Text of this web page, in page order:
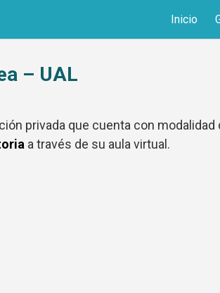
Inicio
– UAL
privada que cuenta con modalidad
a través de su aula virtual.